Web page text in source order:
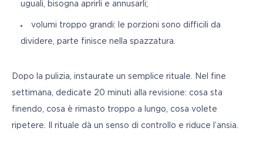
uguali, bisogna aprirli e annusarli;
volumi troppo grandi: le porzioni sono difficili da
dividere, parte finisce nella spazzatura.
Dopo la pulizia, instaurate un semplice rituale. Nel fine
settimana, dedicate 20 minuti alla revisione: cosa sta
finendo, cosa è rimasto troppo a lungo, cosa volete
ripetere. Il rituale dà un senso di controllo e riduce l’ansia.